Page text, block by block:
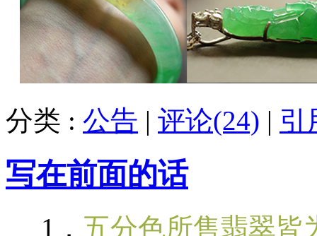
分类 : 公告 | 评论(24) | 引
写在前面的话
1． 五分色所售翡翠皆